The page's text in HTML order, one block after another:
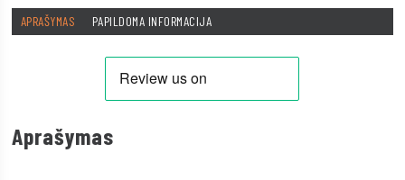
APRAŠYMAS PAPILDOMA INFORMACIJA
Aprašymas